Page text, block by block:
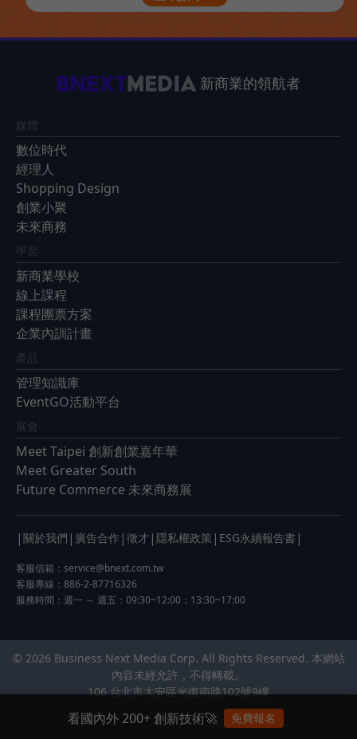
新商業的領航者
媒體
數位時代
經理人
Shopping Design
創業小聚
未來商務
學習
新商業學校
線上課程
課程團票方案
企業內訓計畫
產品
管理知識庫
EventGO活動平台
展會
Meet Taipei 創新創業嘉年華
Meet Greater South
Future Commerce 未來商務展
| 關於我們 | 廣告合作 | 徵才 | 隱私權政策 | ESG永續報告書 |
客服信箱： service@bnext.com.tw
客服專線：886-2-87716326
服務時間：週一 ～ 週五：09:30~12:00；13:30~17:00
© 2026 Business Next Media Corp. All Rights Reserved. 本網站
內容未經允許，不得轉載。
106 台北市大安區光復南路102號9樓
看國內外 200+ 創新技術🚀 免費報名